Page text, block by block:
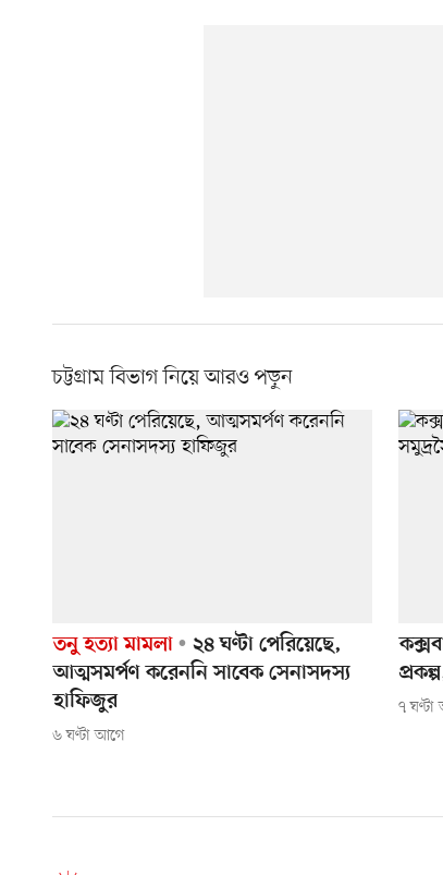
চট্টগ্রাম বিভাগ নিয়ে আরও পড়ুন
তনু হত্যা মামলা
২৪ ঘণ্টা পেরিয়েছে,
আত্মসমর্পণ করেননি সাবেক সেনাসদস্য
হাফিজুর
৬ ঘণ্টা আগে
৭